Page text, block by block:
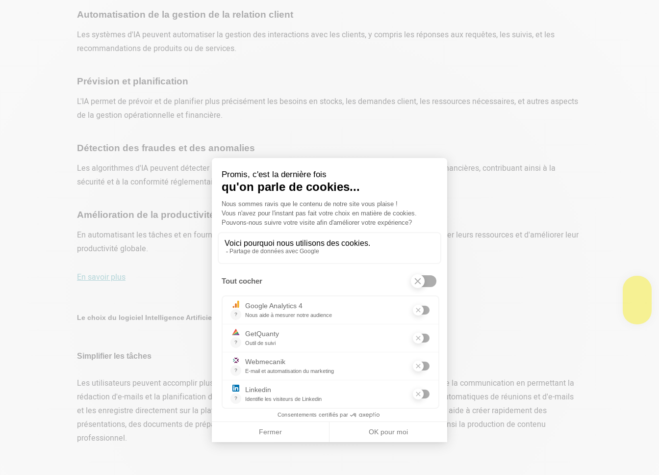
Automatisation de la gestion de la relation client
Les systèmes d'IA peuvent automatiser la gestion des interactions avec les clients, y compris les réponses aux requêtes, les suivis, et les
recommandations de produits ou de services.
Prévision et planification
L'IA permet de prévoir et de planifier plus précisément les besoins en stocks, les demandes client, les ressources nécessaires, et autres aspects
de la gestion opérationnelle et financière.
Détection des fraudes et des anomalies
Les algorithmes d'IA peuvent détecter les comportements suspects ou les anomalies dans les données financières, contribuant ainsi à la
sécurité et à la conformité réglementaire.
Amélioration de la productivité
En automatisant les tâches et en fournissant des analyses avancées, l'IA permet aux entreprises d'optimiser leurs ressources et d'améliorer leur
productivité globale.
En savoir plus
Le choix du logiciel Intelligence Artificielle (IA)
Simplifier les tâches
Les utilisateurs peuvent accomplir plus en moins de temps en utilisant l’intelligence Artificielle. Elle facilite la communication en permettant la
rédaction d'e-mails et la planification de réunions directement depuis Outlook. Elle génère des résumés automatiques de réunions et d'e-mails
et les enregistre directement sur la plateforme CRM pour une gestion efficace des informations. Enfin, l'IA aide à créer rapidement des
présentations, des documents de préparation aux réunions et des visualisations de données simplifiant ainsi la production de contenu
professionnel.